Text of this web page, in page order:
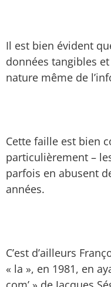
Il est bien évident
données tangibles
nature même de
Cette faille est bien
particulièrement –
parfois en abusent
années.
C’est d’ailleurs
« la », en 1981, en